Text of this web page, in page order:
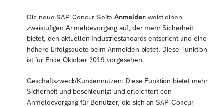
Die neue SAP-Concur-Seite Anmelden weist einen
zweistufigen Anmeldevorgang auf, der mehr Sicherheit
bietet, den aktuellen Industriestandards entspricht und eine
höhere Erfolgsquote beim Anmelden bietet. Diese Funktion
ist für Ende Oktober 2019 vorgesehen.
Geschäftszweck/Kundennutzen: Diese Funktion bietet mehr
Sicherheit und beschleunigt und erleichtert den
Anmeldevorgang für Benutzer, die sich an SAP-Concur-